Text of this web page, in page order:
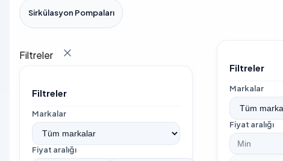
Sirkülasyon Pompaları
Filtreler
Filtreler
Markalar
Fiyat aralığı
Filtreler
Markalar
Fiyat aralığı